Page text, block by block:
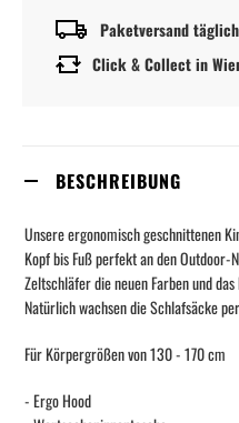
Paketversand täglich
Click & Collect in
BESCHREIBUNG
Unsere ergonomisch geschnittenen
Kopf bis Fuß perfekt an den Outdoor-
Zeltschläfer die neuen Farben und
Natürlich wachsen die Schlafsäcke
Für Körpergrößen von 130 - 170 cm
- Ergo Hood